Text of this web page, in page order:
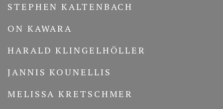
STEPHEN KALTENBACH
ON KAWARA
HARALD KLINGELHÖLLER
JANNIS KOUNELLIS
MELISSA KRETSCHMER